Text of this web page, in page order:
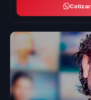
Cotizar